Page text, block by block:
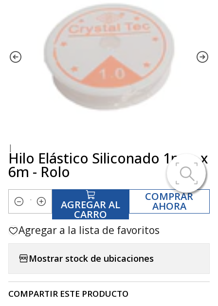
|
Hilo Elástico Siliconado 1mm x
6m - Rolo
Cantidad AGREGAR AL
CARRO
COMPRAR
AHORA
Agregar a la lista de favoritos
Mostrar stock de ubicaciones
COMPARTIR ESTE PRODUCTO